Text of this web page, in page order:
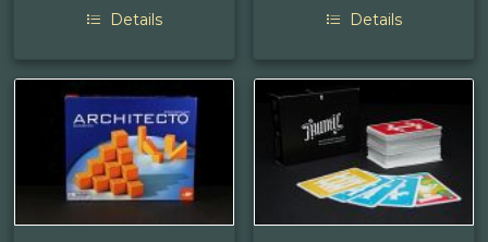
Details Details